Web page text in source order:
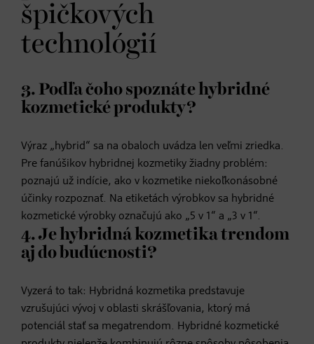
špičkových
technológií
3. Podľa čoho spoznáte hybridné
kozmetické produkty?
Výraz „hybrid“ sa na obaloch uvádza len veľmi zriedka.
Pre fanúšikov hybridnej kozmetiky žiadny problém:
poznajú už indície, ako v kozmetike niekoľkonásobné
účinky rozpoznať. Na etiketách výrobkov sa hybridné
kozmetické výrobky označujú ako „5 v 1“ a „3 v 1“.
4. Je hybridná kozmetika trendom
aj do budúcnosti?
Vyzerá to tak: Hybridná kozmetika predstavuje
vzrušujúci vývoj v oblasti skrášľovania, ktorý má
potenciál stať sa megatrendom. Hybridné kozmetické